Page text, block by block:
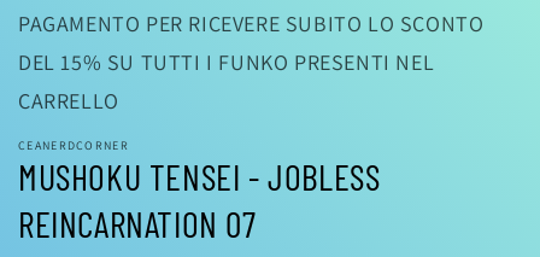
finestra
modale
PAGAMENTO PER RICEVERE SUBITO LO SCONTO
DEL 15% SU TUTTI I FUNKO PRESENTI NEL
CARRELLO
CEANERDCORNER
MUSHOKU TENSEI - JOBLESS
REINCARNATION 07